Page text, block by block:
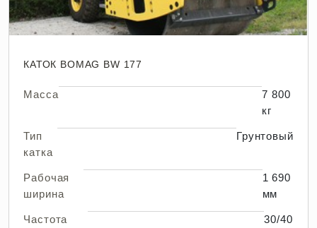
КАТОК BOMAG BW 177
Масса
7 800
кг
Тип
катка
Грунтовый
Рабочая
ширина
1 690
мм
Частота
30/40